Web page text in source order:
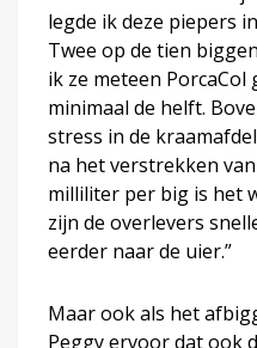
legde ik deze piepers
Twee op de tien
ik ze meteen
minimaal de helft.
stress in de
na het verstrekken
milliliter per big is het
zijn de overlevers
eerder naar de uier.”
Maar ook als het
Peggy ervoor dat ook